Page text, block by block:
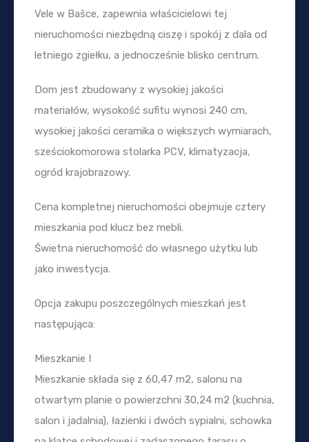
Vele w Bašce, zapewnia właścicielowi tej
nieruchomości niezbędną ciszę i spokój z dala od
letniego zgiełku, a jednocześnie blisko centrum.
Dom jest zbudowany z wysokiej jakości
materiałów, wysokość sufitu wynosi 240 cm,
wysokiej jakości ceramika o większych wymiarach,
sześciokomorowa stolarka PCV, klimatyzacja,
ogród krajobrazowy.
Cena kompletnej nieruchomości obejmuje cztery
mieszkania pod klucz bez mebli.
Świetna nieruchomość do własnego użytku lub
jako inwestycja.
Opcja zakupu poszczególnych mieszkań jest
następująca:
Mieszkanie I
Mieszkanie składa się z 60,47 m2, salonu na
otwartym planie o powierzchni 30,24 m2 (kuchnia,
salon i jadalnia), łazienki i dwóch sypialni, schowka